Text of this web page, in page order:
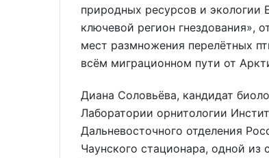
природных ресурсов и экологии
ключевой регион гнездования»,
мест размножения перелётных
всём миграционном пути от
Диана Соловьёва, кандидат
Лаборатории орнитологии
Дальневосточного отделения
Чаунского стационара, одной из